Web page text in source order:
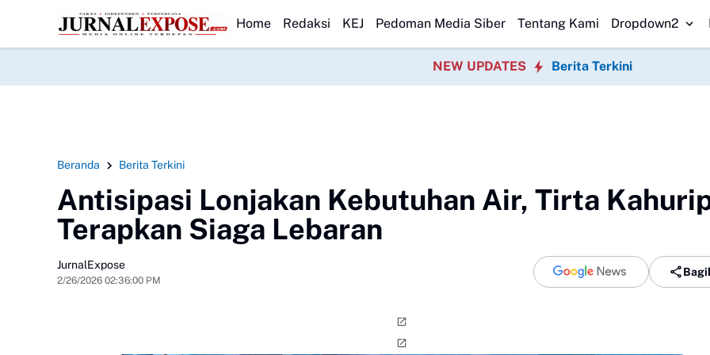
HEADLINE
PemerintahDPRD Sukabumi Sahkan Perda Disabilitas dan Setujui Perubahan KUA-PPAS 2026 Korban Terakhir Kapal Pompong
Home Redaksi KEJ Pedoman Media Siber Tentang Kami Dropdown2
NEW UPDATES Berita Terkini
Beranda Berita Terkini
Antisipasi Lonjakan Kebutuhan Air, Tirta
Terapkan Siaga Lebaran
JurnalExpose
2/26/2026 02:36:00 PM